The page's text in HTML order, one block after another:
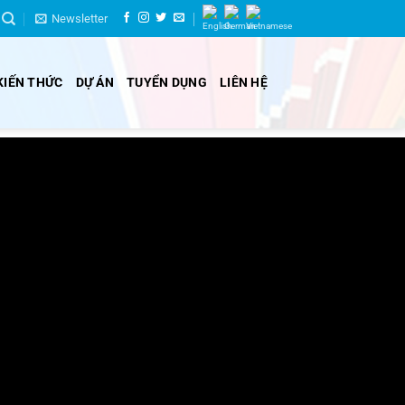
Newsletter
THỨC DỰ ÁN TUYỂN DỤNG LIÊN HỆ